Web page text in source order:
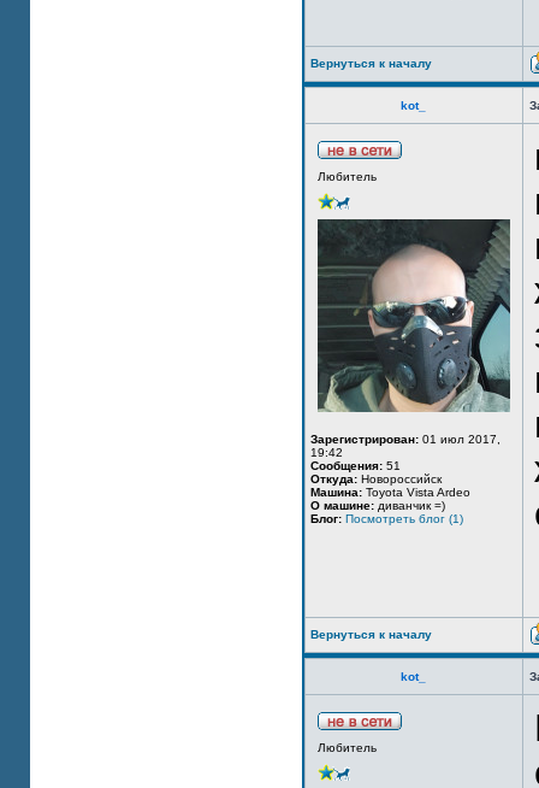
Вернуться к началу
kot_
Любитель
Зарегистрирован: 01 июл 2017,
19:42
Сообщения: 51
Откуда: Новороссийск
Машина: Toyota Vista Ardeo
О машине: диванчик =)
Блог: Посмотреть блог (1)
Вернуться к началу
kot_
Любитель